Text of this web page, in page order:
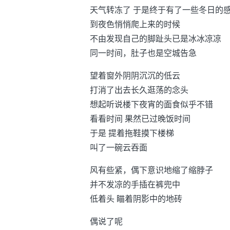
天气转冻了 于是终于有了一些冬日的
到夜色悄悄爬上来的时候
不由发现自己的脚趾头已是冰冰凉凉
同一时间，肚子也是空城告急
望着窗外阴阴沉沉的低云
打消了出去长久逛荡的念头
想起听说楼下夜宵的面食似乎不错
看看时间 果然已过晚饭时间
于是 提着拖鞋摸下楼梯
叫了一碗云吞面
风有些紧，偶下意识地缩了缩脖子
并不发凉的手插在裤兜中
低着头 瞄着阴影中的地砖
偶说了呢